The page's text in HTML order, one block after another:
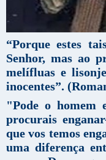
“Porque estes
Senhor, mas ao
melífluas e
inocentes”.
"Pode o homem
procurais
que vos temos
uma diferença